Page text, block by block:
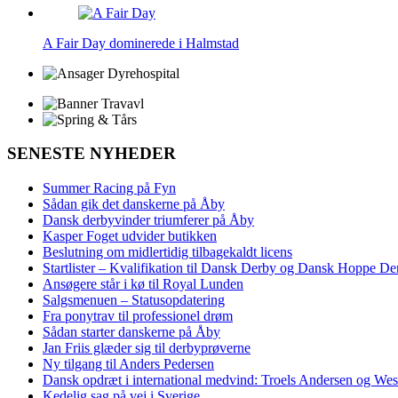
A Fair Day dominerede i Halmstad
SENESTE NYHEDER
Summer Racing på Fyn
Sådan gik det danskerne på Åby
Dansk derbyvinder triumferer på Åby
Kasper Foget udvider butikken
Beslutning om midlertidig tilbagekaldt licens
Startlister – Kvalifikation til Dansk Derby og Dansk Hoppe
Ansøgere står i kø til Royal Lunden
Salgsmenuen – Statusopdatering
Fra ponytrav til professionel drøm
Sådan starter danskerne på Åby
Jan Friis glæder sig til derbyprøverne
Ny tilgang til Anders Pedersen
Dansk opdræt i international medvind: Troels Andersen og